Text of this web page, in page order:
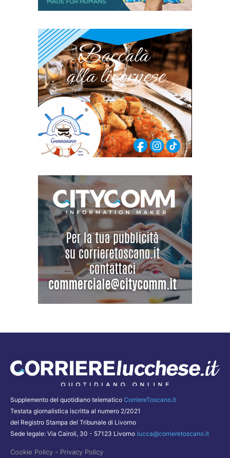
Supplemento del quotidiano telematico CorriereToscano.it
Testata giornalistica iscritta al numero 2/2021
del Registro Stampa del Tribunale di Livorno
Sede legale: Via Cairoli, 30 - 57123 Livorno lucca@corrieretoscano.it
Cookie Policy - Privacy Policy